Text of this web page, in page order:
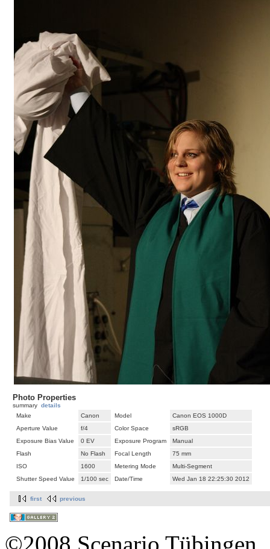
Photo Properties
summary details
Make
Canon Model
Canon EOS 1000D
Aperture Value
f/4 Color Space
sRGB
Exposure Bias Value
0 EV Exposure Program
Manual
Flash
No Flash Focal Length
75 mm
ISO
1600 Metering Mode
Multi-Segment
Shutter Speed Value
1/100 sec Date/Time Wed Jan 18 22:25:30 2012
first previous
©2008 Scenario Tübingen